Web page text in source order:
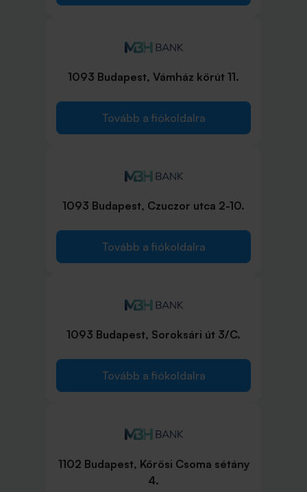
1093 Budapest, Vámház körút 11.
Tovább a fiókoldalra
1093 Budapest, Czuczor utca 2-10.
Tovább a fiókoldalra
1093 Budapest, Soroksári út 3/C.
Tovább a fiókoldalra
1102 Budapest, Kőrösi Csoma sétány
4.